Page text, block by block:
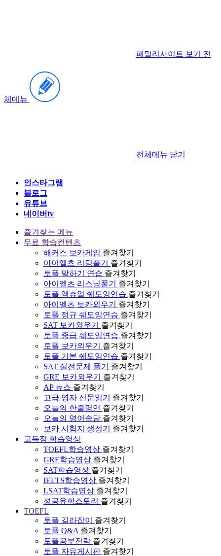
패밀리사이트 보기 전
체메뉴
전체메뉴 닫기
인스타그램
블로그
유튜브
네이버tv
즐겨찾는 메뉴
무료 학습컨텐츠
해커스 보카게임 즐겨찾기
아이엘츠 리딩풀기
즐겨찾기
토플 말하기 연습 즐겨찾기
아이엘츠 리스닝풀기
즐겨찾기
토플 액츄얼 쉐도잉연습 즐겨찾기
아이엘츠 보카외우기
즐겨찾기
토플 정규 쉐도잉연습 즐겨찾기
SAT 보카외우기
즐겨찾기
토플 중급 쉐도잉연습 즐겨찾기
토플 보카외우기
즐겨찾기
토플 기본 쉐도잉연습 즐겨찾기
SAT 실전문제 풀기
즐겨찾기
GRE 보카외우기
즐겨찾기
AP 뉴스 즐겨찾기
고급 영자 신문읽기
즐겨찾기
오늘의 한줄명언 즐겨찾기
오늘의 영어속담 즐겨찾기
보카 시험지 생성기
즐겨찾기
고득점 학습영상
TOEFL학습영상 즐겨찾기
GRE학습영상 즐겨찾기
SAT학습영상 즐겨찾기
IELTS학습영상 즐겨찾기
LSAT학습영상 즐겨찾기
성공유학스토리 즐겨찾기
TOEFL
토플 길라잡이
즐겨찾기
토플 Q&A 즐겨찾기
토플공부전략 즐겨찾기
토플 자유게시판 즐겨찾기